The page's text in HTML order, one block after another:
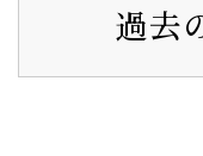
過去